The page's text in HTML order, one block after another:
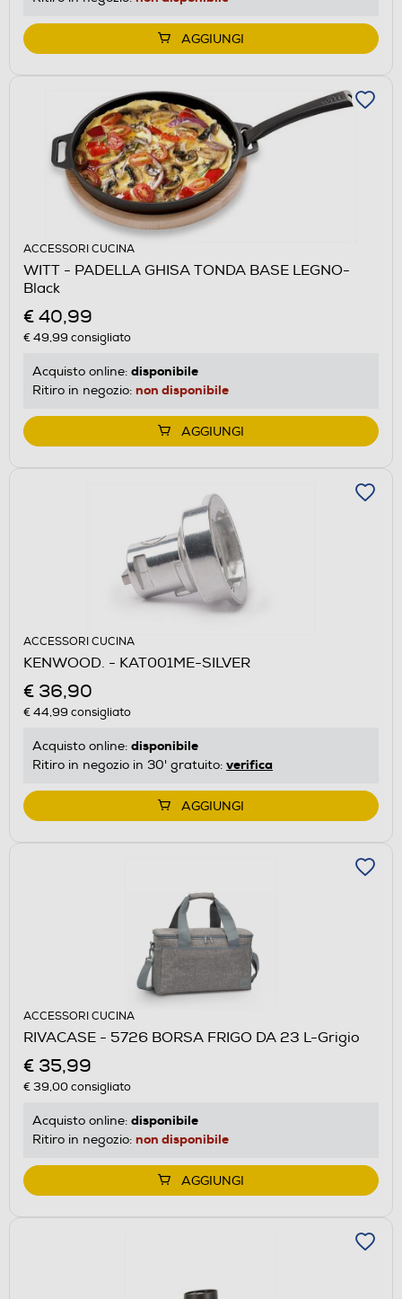
AGGIUNGI
ACCESSORI CUCINA
WITT - PADELLA GHISA TONDA BASE LEGNO-
Black
€ 40,99
€ 49,99 consigliato
Acquisto online: disponibile
Ritiro in negozio: non disponibile
AGGIUNGI
ACCESSORI CUCINA
KENWOOD. - KAT001ME-SILVER
€ 36,90
€ 44,99 consigliato
Acquisto online: disponibile
Ritiro in negozio in 30' gratuito: verifica
AGGIUNGI
ACCESSORI CUCINA
RIVACASE - 5726 BORSA FRIGO DA 23 L-Grigio
€ 35,99
€ 39,00consigliato
Acquisto online: disponibile
Ritiro in negozio: non disponibile
AGGIUNGI